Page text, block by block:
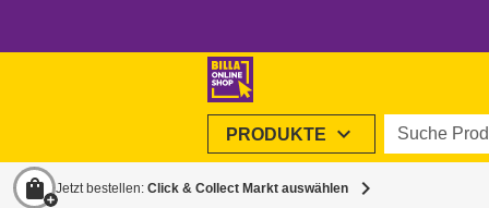
PRODUKTE expand_more Suche
shopping_bag Jetzt bestellen: Click & Collect Markt auswählen chevron_right